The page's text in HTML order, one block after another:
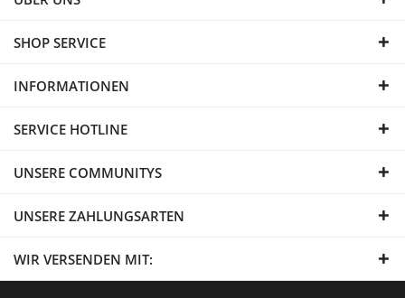
SHOP SERVICE
INFORMATIONEN
SERVICE HOTLINE
UNSERE COMMUNITYS
UNSERE ZAHLUNGSARTEN
WIR VERSENDEN MIT: